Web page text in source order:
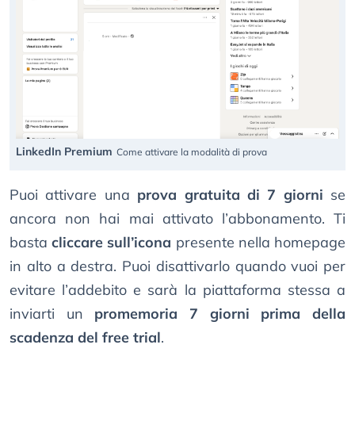
LinkedIn Premium Come attivare la modalità di prova
Puoi attivare una prova gratuita di 7 giorni se
ancora non hai mai attivato l’abbonamento. Ti
bastacliccare sull’icona presente nella homepage
in alto a destra. Puoi disattivarlo quando vuoi per
evitare l’addebito e sarà la piattaforma stessa a
inviarti un promemoria 7 giorni prima della
scadenza del free trial.